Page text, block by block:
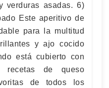
verduras asadas. 6)
Este aperitivo de
para la multitud
y ajo cocido
está cubierto con
recetas de queso
de todos los